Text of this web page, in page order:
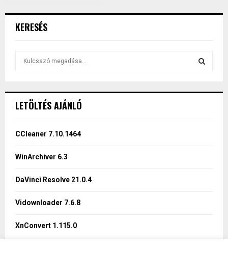
KERESÉS
h
o
:
LETÖLTÉS AJÁNLÓ
CCleaner 7.10.1464
WinArchiver 6.3
DaVinci Resolve 21.0.4
Vidownloader 7.6.8
XnConvert 1.115.0